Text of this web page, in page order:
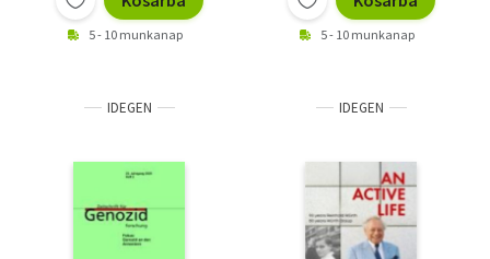
5 - 10 munkanap 5 - 10 munkanap
IDEGEN IDEGEN